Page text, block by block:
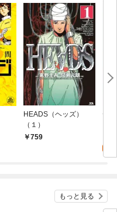
HEADS（ヘッズ）
（１）
759
デ
もっと見る